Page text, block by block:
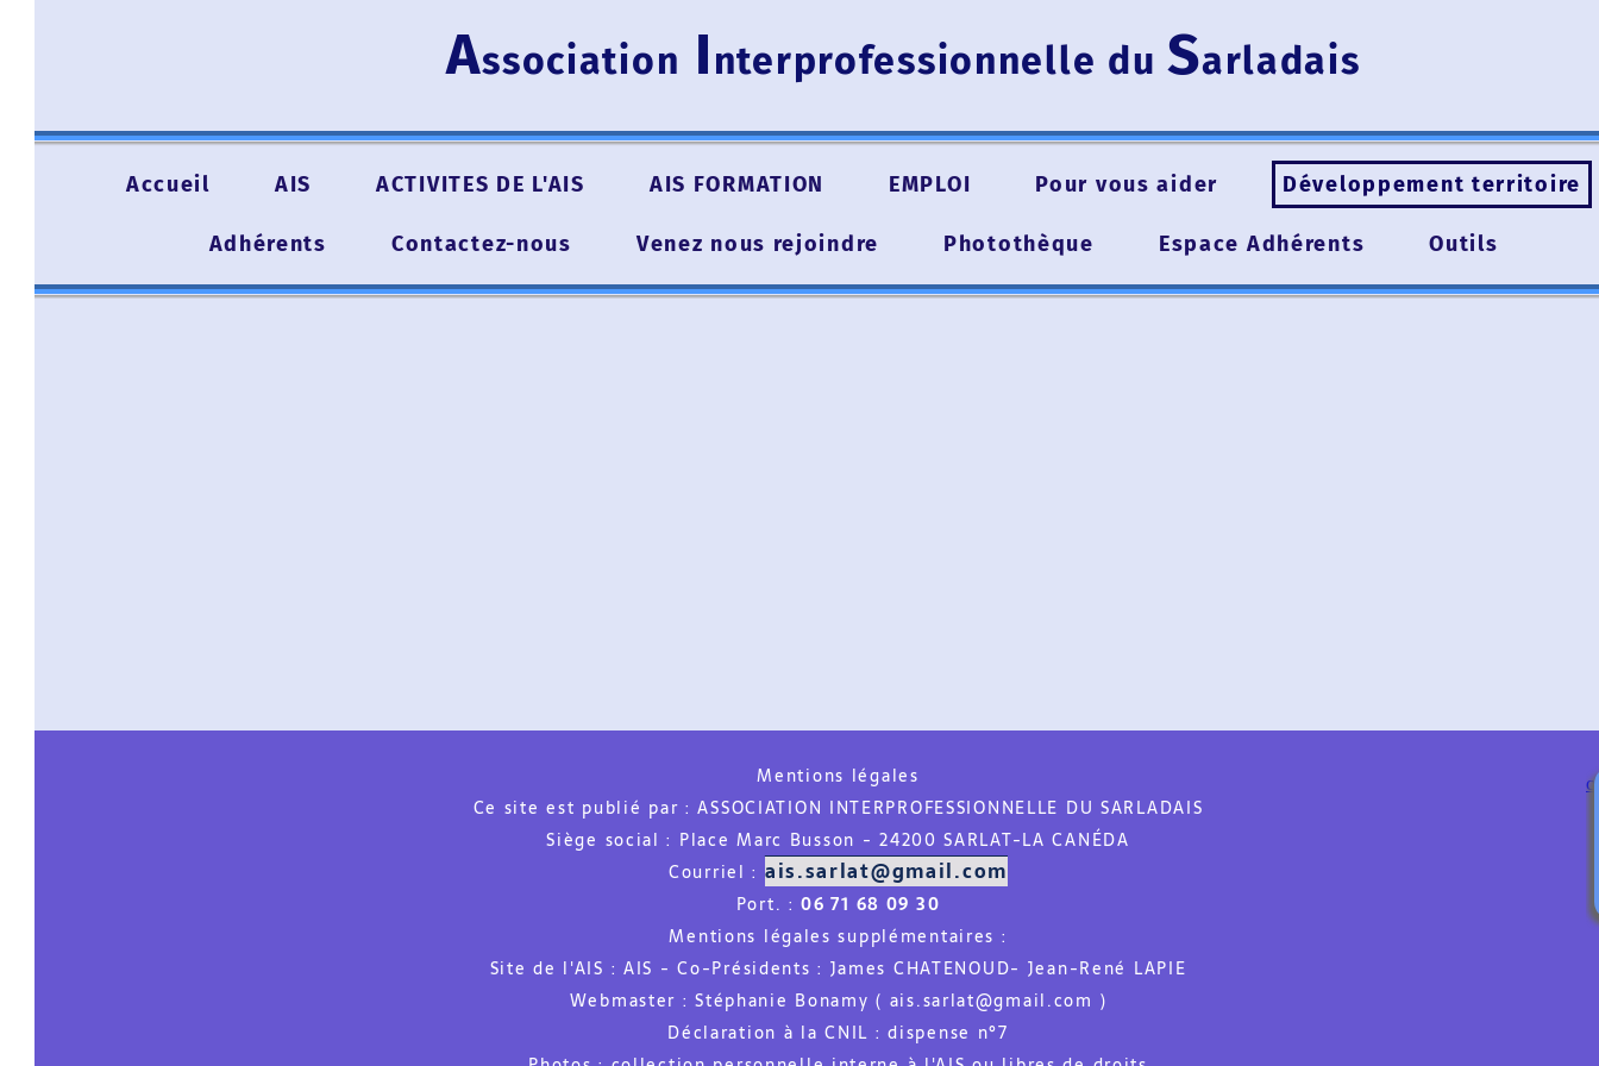
Association I nterprofessionnelle duS arladais
Mentions légales
Ce site est publié par :ASSOCIATION INTERPROFESSIONNELLE DU SARLADAIS
Siège social :Place Marc Busson - 24200 SARLAT-LA CANÉDA
Courriel :ais.sarlat@gmail.com
Port. :06 71 68 09 30
Mentions légales supplémentaires :
Site de l'AIS : AIS - Co-Présidents : James CHATENOUD- Jean-René LAPIE
Webmaster : Stéphanie Bonamy ( ais.sarlat@gmail.com )
Déclaration à la CNIL : dispense n°7
Accueil AIS ACTIVITES DE L'AIS AIS FORMATION EMPLOI Pour vous aider Développement territoire
Adhérents Contactez-nous Venez nous rejoindre Photothèque Espace Adhérents Outils